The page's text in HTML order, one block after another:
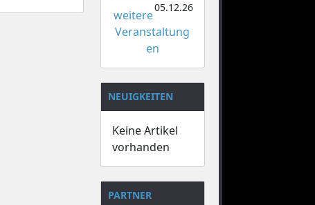
05.12.26
weitere
Veranstaltung
en
NEUIGKEITEN
Keine Artikel
vorhanden
PARTNER